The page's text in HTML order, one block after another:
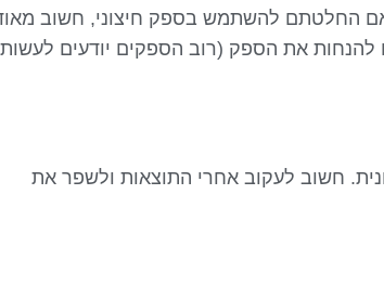
אם החלטתם להשתמש בספק חיצוני, חשוב
להנחות את הספק (רוב הספקים יודעים לעשות
חשוב לעקוב אחרי התוצאות ולשפר את